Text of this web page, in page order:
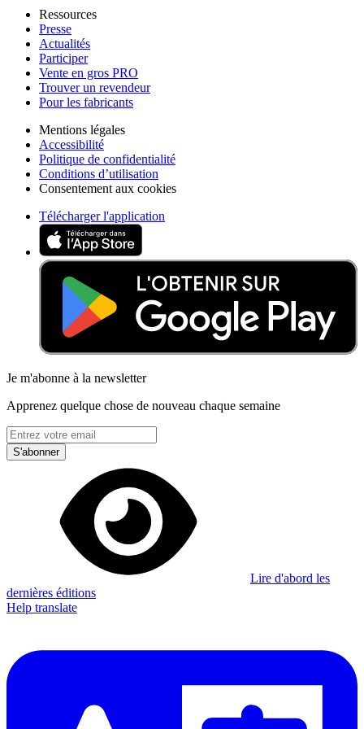
Ressources
Presse
Actualités
Participer
Vente en gros PRO
Trouver un revendeur
Pour les fabricants
Mentions légales
Accessibilité
Politique de confidentialité
Conditions d’utilisation
Consentement aux cookies
Télécharger l'application
Je m'abonne à la newsletter
Apprenez quelque chose de nouveau chaque semaine
S'abonner
Lire d'abord les
dernières éditions
Help translate